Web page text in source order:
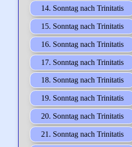
14. Sonntag nach Trinitatis
15. Sonntag nach Trinitatis
16. Sonntag nach Trinitatis
17. Sonntag nach Trinitatis
18. Sonntag nach Trinitatis
19. Sonntag nach Trinitatis
20. Sonntag nach Trinitatis
21. Sonntag nach Trinitatis